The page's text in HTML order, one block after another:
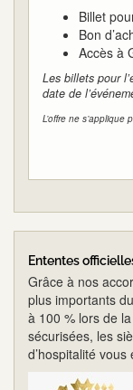
Billet
Bon
Accès à
Les billets pour
date de
L’offre ne s’applique
Ententes
Grâce à nos
plus importants
à 100 % lors de
sécurisées, les
d’hospitalité